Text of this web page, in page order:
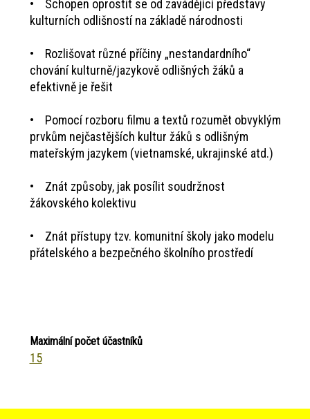
• Schopen oprostit se od zavádějící představy
kulturních odlišností na základě národnosti
• Rozlišovat různé příčiny „nestandardního“
chování kulturně/jazykově odlišných žáků a
efektivně je řešit
• Pomocí rozboru filmu a textů rozumět obvyklým
prvkům nejčastějších kultur žáků s odlišným
mateřským jazykem (vietnamské, ukrajinské atd.)
• Znát způsoby, jak posílit soudržnost
žákovského kolektivu
• Znát přístupy tzv. komunitní školy jako modelu
přátelského a bezpečného školního prostředí
Maximální počet účastníků
15